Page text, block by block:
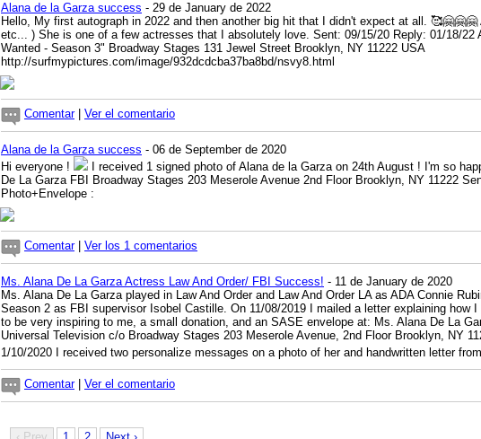
Alana de la Garza success - 29 de January de 2022
Hello, My first autograph in 2022 and then another big hit that I didn't expect at all. 🥰🤗🤗🤗
etc... ) She is one of a few actresses that I absolutely love. Sent: 09/15/20 Reply: 01/18/22
Wanted - Season 3" Broadway Stages 131 Jewel Street Brooklyn, NY 11222 USA
http://surfmypictures.com/image/932dcdcba37ba8bd/nsvy8.html
Comentar| Ver el comentario
Alana de la Garza success - 06 de September de 2020
Hi everyone !
I received 1 signed photo of Alana de la Garza on 24th August ! I'm so
De La Garza FBI Broadway Stages 203 Meserole Avenue 2nd Floor Brooklyn, NY 11222
Photo+Envelope :
Comentar| Ver los 1 comentarios
Ms. Alana De La Garza Actress Law And Order/ FBI Success! - 11 de January de 2020
Ms. Alana De La Garza played in Law And Order and Law And Order LA as ADA Connie
Season 2 as FBI supervisor Isobel Castille. On 11/08/2019 I mailed a letter explaining how
to be very inspiring to me, a small donation, and an SASE envelope at: Ms. Alana De La
Universal Television c/o Broadway Stages 203 Meserole Avenue, 2nd Floor Brooklyn, NY
1/10/2020 I received two personalize messages on a photo of her and handwritten letter
Comentar| Ver el comentario